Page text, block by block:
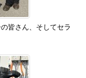
皆さん、そしてセラ